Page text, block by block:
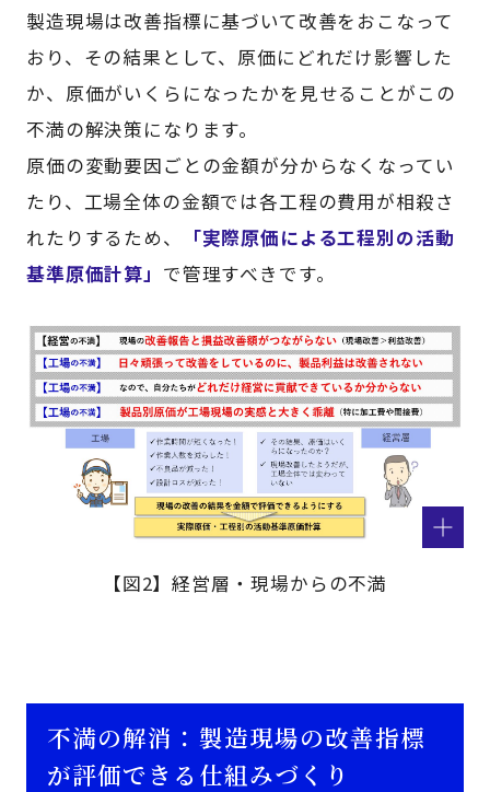
製造現場は改善指標に基づいて改善をおこなって
おり、その結果として、原価にどれだけ影響した
か、原価がいくらになったかを見せることがこの
不満の解決策になります。
原価の変動要因ごとの金額が分からなくなってい
たり、工場全体の金額では各工程の費用が相殺さ
れたりするため、
「実際原価による工程別の活動
基準原価計算」 で管理すべきです。
【図2】経営層・現場からの不満
不満の解消：製造現場の改善指標
が評価できる仕組みづくり